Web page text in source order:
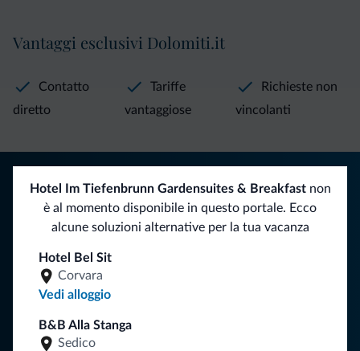
Hotel Im Tiefenbrunn Gardensuites & Breakfastnon
è al momento disponibile in questo portale. Ecco
alcune soluzioni alternative per la tua vacanza
Hotel Bel Sit
Corvara
Vedi alloggio
B&B Alla Stanga
Sedico
Vantaggi esclusivi Dolomiti.it
Contatto
diretto
Tariffe
vantaggiose
Richieste non
vincolanti
Riceverai informazioni, offerte esclusive e news per la tua
vacanza nelle Dolomiti.
ISCRIVITI ALLA NEWSLETTER